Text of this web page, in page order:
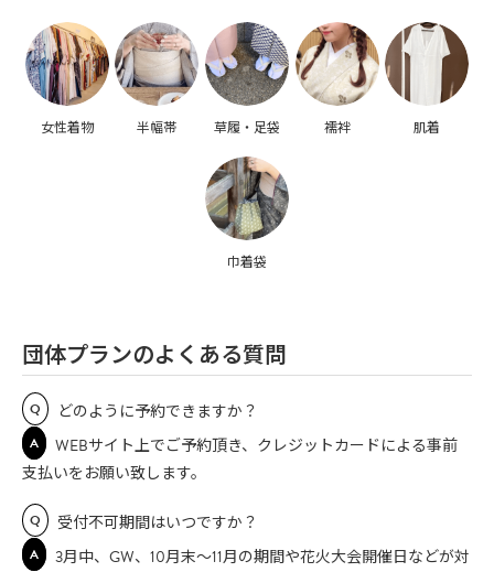
女性着物 半幅帯 草履・足袋 襦袢 肌着
巾着袋
団体プランのよくある質問
Q どのように予約できますか？
A
WEBサイト上でご予約頂き、クレジットカードによる事前
支払いをお願い致します。
Q 受付不可期間はいつですか？
A
3月中、GW、10月末〜11月の期間や花火大会開催日などが対